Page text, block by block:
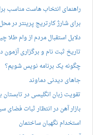
راهنمای انتخاب هاست مناسب
برای شارژ کارتریج پرینتر در
دلایل استقبال مردم از وام طلا
تاریخ ثبت نام و برگزاری آزمون
چگونه یک برنامه نویس شویم؟
جاهای دیدنی دماوند
تقویت زبان انگلیسی در تابستان
بازار آهن در انتظار ثبات فضای
استخدام نگهبان ساختمان